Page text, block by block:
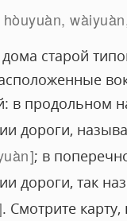
старой
в продольном
дороги,
; в
дороги, так
. Смотрите